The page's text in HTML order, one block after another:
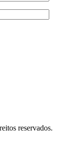
reservados.